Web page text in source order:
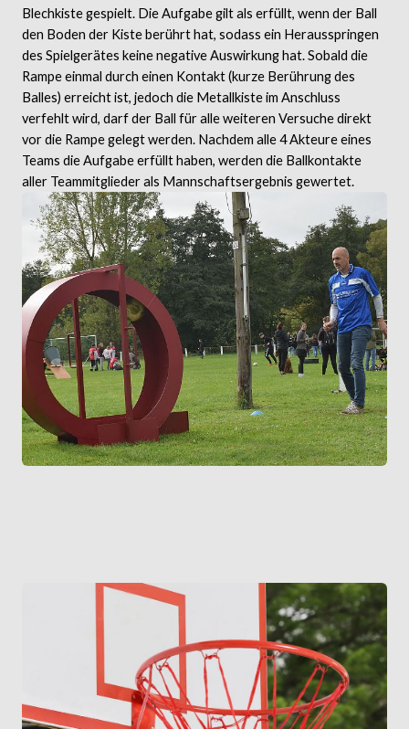
Blechkiste gespielt. Die Aufgabe gilt als erfüllt, wenn der Ball
den Boden der Kiste berührt hat, sodass ein Herausspringen
des Spielgerätes keine negative Auswirkung hat. Sobald die
Rampe einmal durch einen Kontakt (kurze Berührung des
Balles) erreicht ist, jedoch die Metallkiste im Anschluss
verfehlt wird, darf der Ball für alle weiteren Versuche direkt
vor die Rampe gelegt werden. Nachdem alle 4 Akteure eines
Teams die Aufgabe erfüllt haben, werden die Ballkontakte
aller Teammitglieder als Mannschaftsergebnis gewertet.